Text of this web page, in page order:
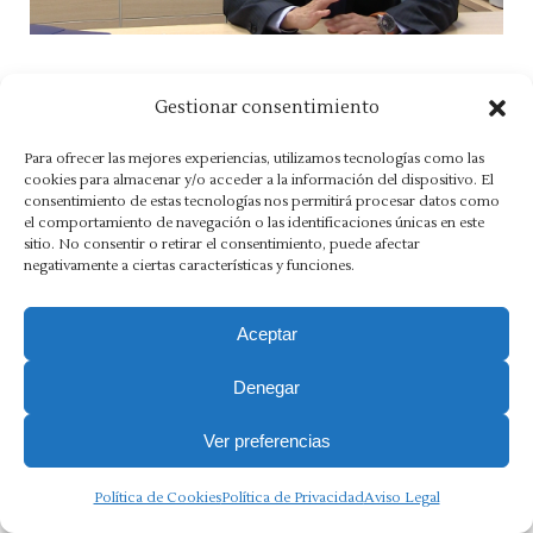
Gestionar consentimiento
Para ofrecer las mejores experiencias, utilizamos tecnologías como las
cookies para almacenar y/o acceder a la información del dispositivo. El
consentimiento de estas tecnologías nos permitirá procesar datos como
el comportamiento de navegación o las identificaciones únicas en este
sitio. No consentir o retirar el consentimiento, puede afectar
negativamente a ciertas características y funciones.
Aceptar
Denegar
Ver preferencias
Política de CookiesPolítica de PrivacidadAviso Legal
Canal Ético
Copyright 2025 Ⓒ Asesoria Morlán. Todos los derechos
reservados.